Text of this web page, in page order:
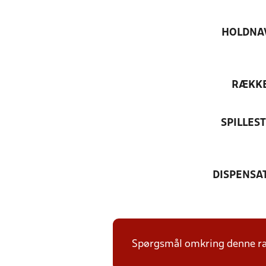
Spørgsmål omkring denne